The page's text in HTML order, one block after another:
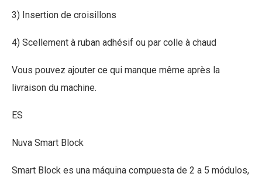
3) Insertion de croisillons
4) Scellement à ruban adhésif ou par colle à chaud
Vous pouvez ajouter ce qui manque même après la
livraison du machine.
ES
Nuva Smart Block
Smart Block es una máquina compuesta de 2 a 5 módulos,